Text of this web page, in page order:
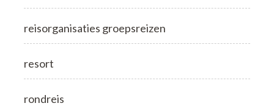
reisorganisaties groepsreizen
resort
rondreis